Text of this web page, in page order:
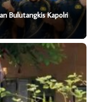
Bulutangkis Kapolri